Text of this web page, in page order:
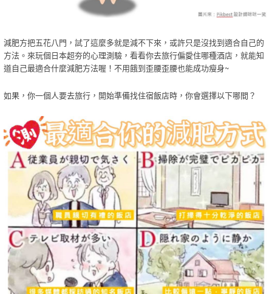
減肥方把五花八門，試了這麼多就是減不下來，或許只是沒找到適合自己的
方法。來玩個日本超夯的心理測驗，看看你去旅行偏愛住哪種酒店，就能知
道自己最適合什麼減肥方法喔！不用餓到歪腰歪腰也能成功瘦身~
如果，你一個人要去旅行，開始準備找住宿飯店時，你會選擇以下哪間？